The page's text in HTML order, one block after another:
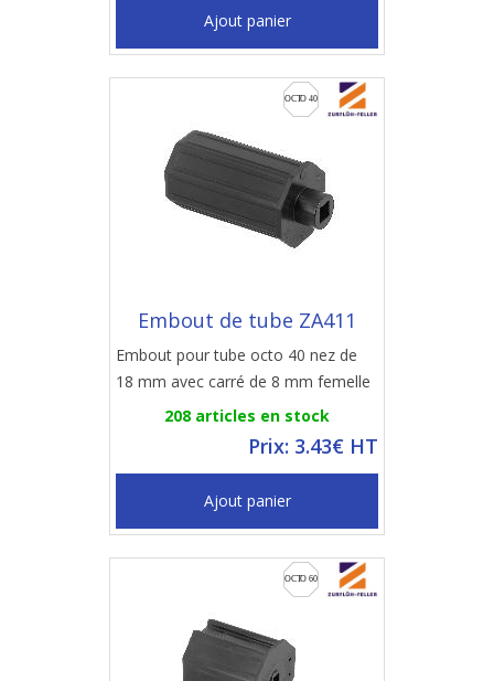
Ajout panier
Embout de tube ZA411
Embout pour tube octo 40 nez de
18 mm avec carré de 8 mm femelle
208 articles en stock
Prix: 3.43€ HT
Ajout panier